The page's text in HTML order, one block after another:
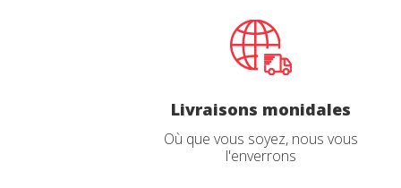
Livraisons monidales
Où que vous soyez, nous vous
l'enverrons